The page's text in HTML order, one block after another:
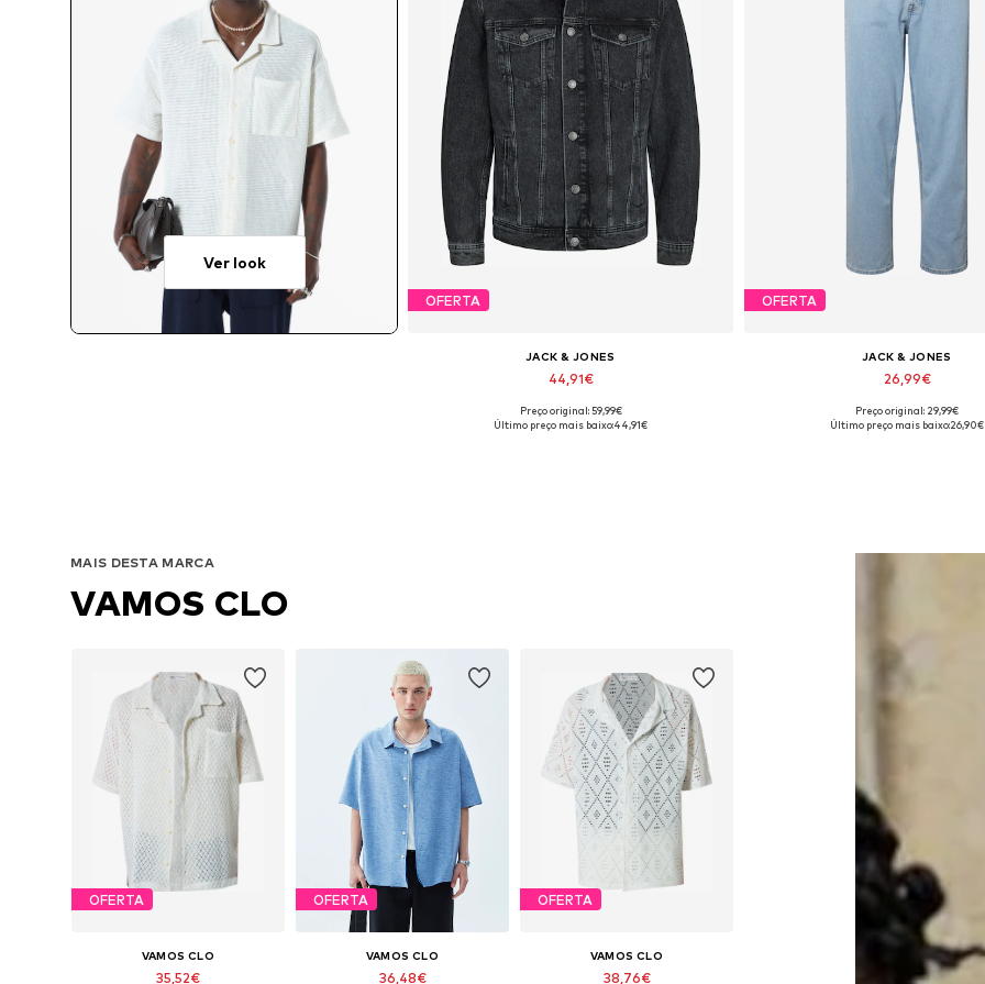
Ver look
OFERTA
JACK & JONES
44,91€
Tamanhos disponíveis: XS, S, M, L, XL, XXL
Preço original: 59,99€
Último preço mais baixo:44,91€
OFERTA
JACK & JONES
26,99€
Disponível em vários
Preço original: 29,99€
Último preço mais baixo:26,90€
MAIS DESTA MARCA
VAMOS CLO
OFERTA
VAMOS CLO
35,52€
OFERTA
VAMOS CLO
36,48€
OFERTA
VAMOS CLO
38,76€